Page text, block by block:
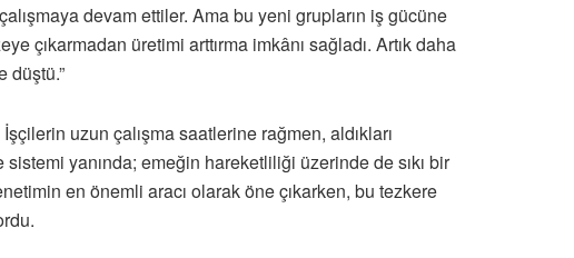
devam ettiler. Ama bu yeni grupların iş gücüne
çıkarmadan üretimi arttırma imkânı sağladı. Artık daha
düştü.”
uzun çalışma saatlerine rağmen, aldıkları
yanında; emeğin hareketliliği üzerinde de sıkı bir
en önemli aracı olarak öne çıkarken, bu tezkere